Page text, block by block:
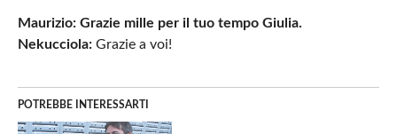
Maurizio: Grazie mille per il tuo tempo Giulia.
Nekucciola: Grazie a voi!
POTREBBE INTERESSARTI